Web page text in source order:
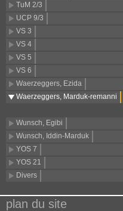
TuM 2/3
UCP 9/3
VS 3
VS 4
VS 5
VS 6
Waerzeggers, Ezida
Waerzeggers, Marduk-remanni
Wunsch, Egibi
Wunsch, Iddin-Marduk
YOS 7
YOS 21
Divers
plan du site